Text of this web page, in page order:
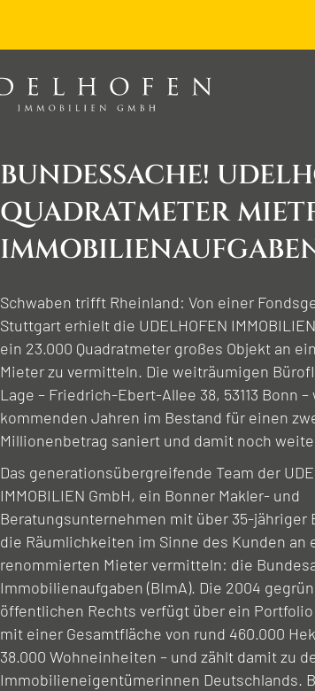
BUNDES­SACHE!
QUADRAT­­METER
Schwaben trifft Rheinland: Von einer
Stuttgart erhielt die UDELHOFEN
ein 23.000 Quadratmeter großes Objekt an
Mieter zu vermitteln. Die weiträumigen
Lage – Friedrich-Ebert-Allee 38, 53113 Bonn
kommenden Jahren im Bestand für einen
Millionenbetrag saniert und damit noch
Das generationsübergreifende Team der
IMMOBILIEN GmbH, ein Bonner Makler- und
Beratungsunternehmen mit über 35-jähriger
die Räumlichkeiten im Sinne des Kunden an
renommierten Mieter vermitteln: die
Immobilienaufgaben (BImA). Die 2004
öffentlichen Rechts verfügt über ein
mit einer Gesamtfläche von rund 460.000
38.000 Wohneinheiten – und zählt damit zu
Immobilieneigentümerinnen Deutschlands.